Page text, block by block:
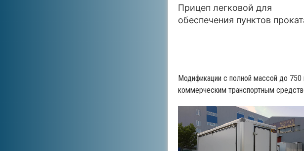
Прицеп легковой для
обеспечения пунктов
Модификации с полной массой до
коммерческим транспортным